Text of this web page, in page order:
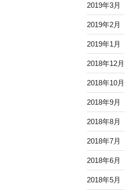
2019年3月
2019年2月
2019年1月
2018年12月
2018年10月
2018年9月
2018年8月
2018年7月
2018年6月
2018年5月